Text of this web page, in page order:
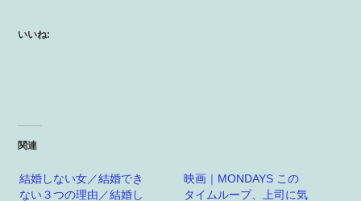
いいね:
関連
結婚しない女／結婚でき
ない３つの理由／結婚し
映画｜MONDAYS この
タイムループ、上司に気